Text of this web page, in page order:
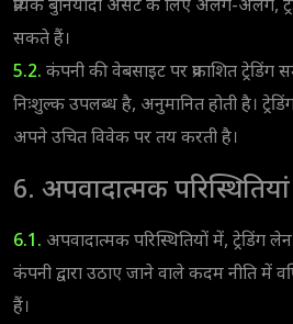
प्रत्येक बुनियादी असेट के लिए अलग-अलग,
सकते हैं।
5.2. कंपनी की वेबसाइट पर प्रकाशित
निःशुल्क उपलब्ध है, अनुमानित होती है।
अपने उचित विवेक पर तय करती है।
6. अपवादात्मक परिस्थितियां
6.1. अपवादात्मक परिस्थितियों में, ट्रेडिंग
कंपनी द्वारा उठाए जाने वाले कदम नीति में
हैं।